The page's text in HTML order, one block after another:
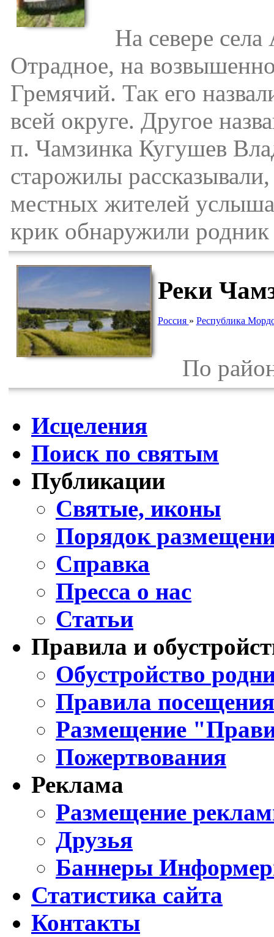
На севере села
Отрадное, на
Гремячий. Так его
всей округе. Другое
п. Чамзинка Кугушев
старожилы
местных жителей
крик обнаружили
Реки
Россия » Республика
По
Исцеления
Поиск по святым
Публикации
Святые, иконы
Порядок
Справка
Пресса о нас
Статьи
Правила и
Обустройство
Правила
Размещение
Пожертвования
Реклама
Размещение
Друзья
Баннеры
Статистика сайта
Контакты